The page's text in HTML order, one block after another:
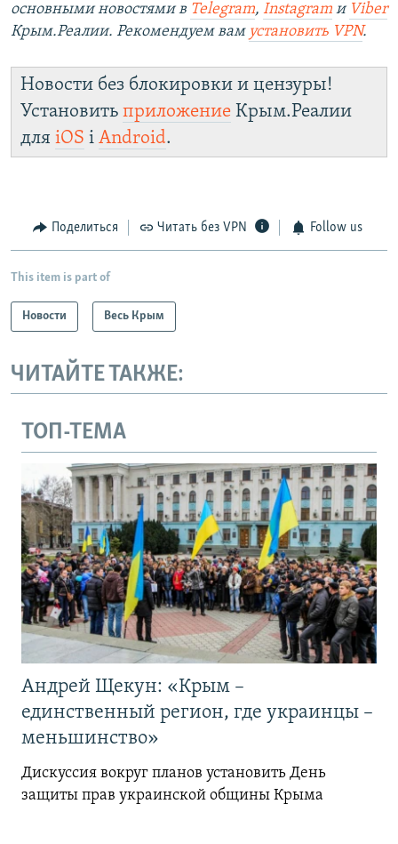
основными новостями в Telegram, Instagram и Viber
Крым.Реалии. Рекомендуем вам установить VPN.
Новости без блокировки и цензуры!
Установить приложение Крым.Реалии
для iOS і Android.
Поделиться Читать без VPN Follow us
This item is part of
Новости Весь Крым
ЧИТАЙТЕ ТАКЖЕ:
ТОП-ТЕМА
Андрей Щекун: «Крым –
единственный регион, где украинцы –
меньшинство»
Дискуссия вокруг планов установить День
защиты прав украинской общины Крыма